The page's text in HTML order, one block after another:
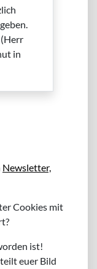
(Herr
in
Newsletter,
Cookies mit
ist!
euer Bild